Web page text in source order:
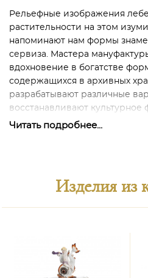
Рельефные изображения
растительности на этом
напоминают нам формы
сервиза. Мастера
вдохновение в богатстве
содержащихся в архивных
разрабатывают различные
восстанавливают
Саксонии.
названии известной
мануфактуры CAPODIMONTE,
1743 году в Неаполе
· элементы неоклассицизма;
Читать подробнее...
Изделия из